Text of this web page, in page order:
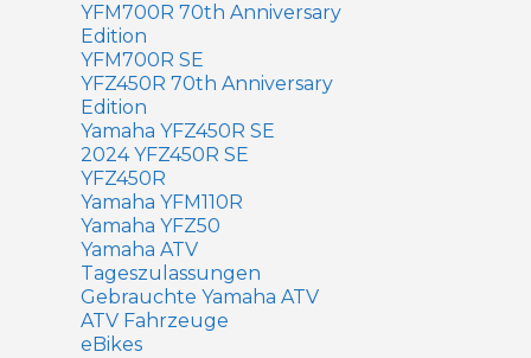
YFM700R 70th Anniversary
Edition
YFM700R SE
YFZ450R 70th Anniversary
Edition
Yamaha YFZ450R SE
2024 YFZ450R SE
YFZ450R
Yamaha YFM110R
Yamaha YFZ50
Yamaha ATV
Tageszulassungen
Gebrauchte Yamaha ATV
ATV Fahrzeuge
eBikes